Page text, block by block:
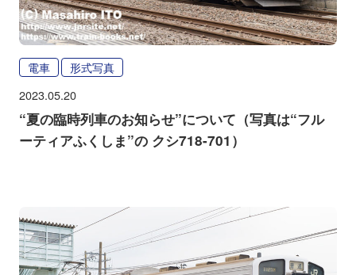
電車 形式写真
2023.05.20
“夏の臨時列車のお知らせ”について（写真は“フル
ーティアふくしま”の クシ718-701）